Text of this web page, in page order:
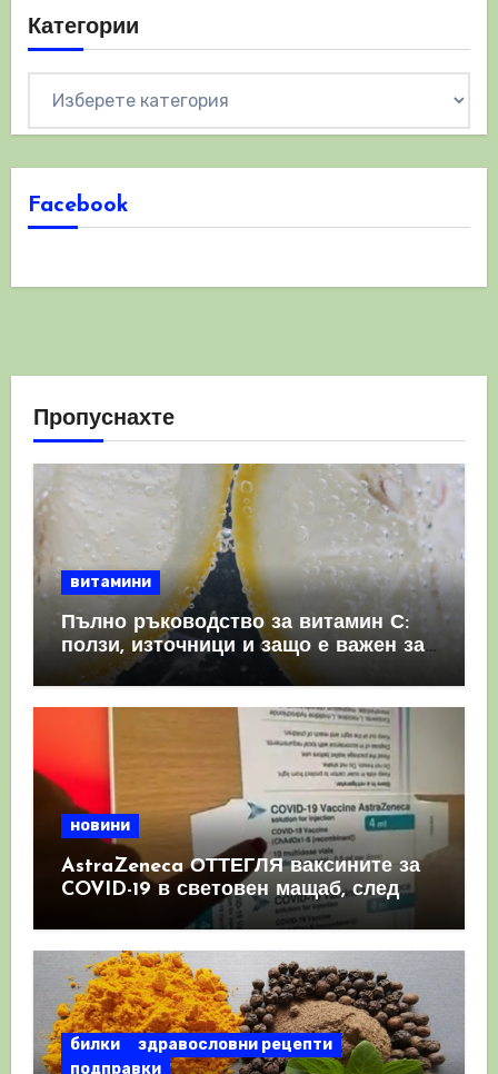
Категории
Facebook
Пропуснахте
витамини
Пълно ръководство за витамин С:
ползи, източници и защо е важен за
имунната система
новини
AstraZeneca ОТТЕГЛЯ ваксините за
COVID-19 в световен мащаб, след
като призна, че те причиняват
билки
здравословни рецепти
подправки